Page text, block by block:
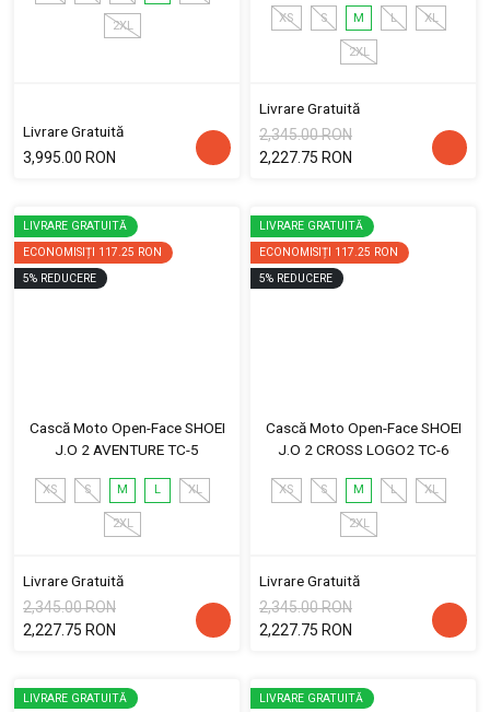
2XL
Livrare Gratuită
3,995.00 RON
XS S M L XL
2XL
Livrare Gratuită
2,345.00 RON
2,227.75 RON
LIVRARE GRATUITĂ
ECONOMISIȚI 117.25 RON
5% REDUCERE
Cască Moto Open-Face SHOEI
J.O 2 AVENTURE TC-5
XS S M L XL
2XL
Livrare Gratuită
2,345.00 RON
2,227.75 RON
LIVRARE GRATUITĂ
ECONOMISIȚI 117.25 RON
5% REDUCERE
Cască Moto Open-Face SHOEI
J.O 2 CROSS LOGO2 TC-6
XS S M L XL
2XL
Livrare Gratuită
2,345.00 RON
2,227.75 RON
LIVRARE GRATUITĂ
LIVRARE GRATUITĂ